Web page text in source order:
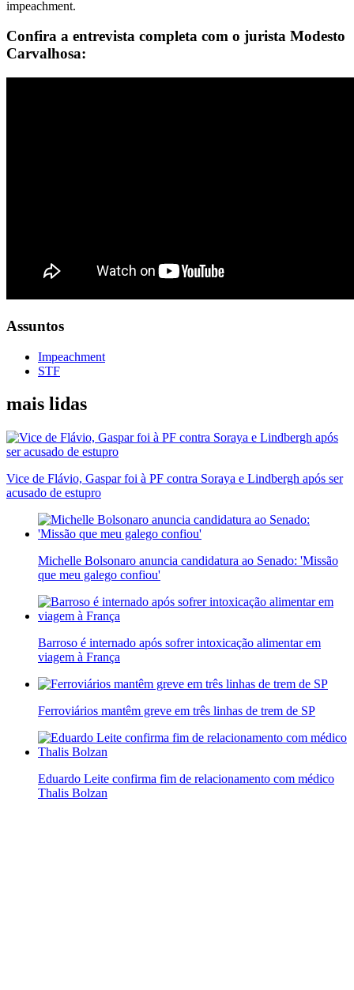
impeachment.
Confira a entrevista completa com o jurista Modesto
Carvalhosa:
Assuntos
Impeachment
STF
mais lidas
Vice de Flávio, Gaspar foi à PF contra Soraya e Lindbergh após ser
acusado de estupro
Michelle Bolsonaro anuncia candidatura ao Senado: 'Missão
que meu galego confiou'
Barroso é internado após sofrer intoxicação alimentar em
viagem à França
Ferroviários mantêm greve em três linhas de trem de SP
Eduardo Leite confirma fim de relacionamento com médico
Thalis Bolzan